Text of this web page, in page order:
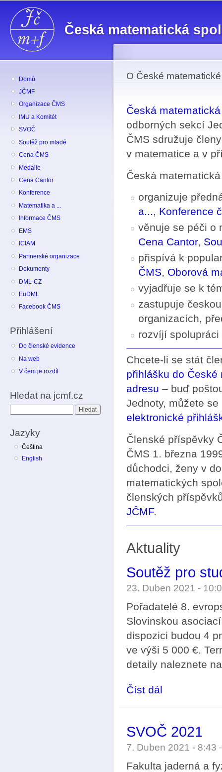
Česká matematická
Domů
JČMF
Organizace ČMS
IMU a Komitét
SVOČ
Soutěž pro mladé
Cena ČMS
Medaile
Cena Cantor
Konference
Matematika a ...
Informace ČMS
EMS
ICIAM
Partnerské organizace
Dokumenty
DML-CZ
EuDML
Facebook ČMS
Přihlášení
Do členské evidence
Na web
V čem je rozdíl
Hledat na jcmf.cz
Jazyky
Čeština
English
O České
Česká
odborných sekcí
ČMS sdružuje
v matematice a v
Česká
organizuje
a..., Konference
věnuje se péči o
Cena Cantor,
přispívá k
ČMS, Oborová
vyjadřuje se k
zastupuje
organizacích,
rozvíjí
Chcete-li se stát
přihlášku do
adresu – buď
Jednoty, můžete
elektronické
Členské příspěvky
ČMS 1. března
důchodci, ženy v
matematických
členských
JČMF.
Aktuality
Soutěž pro
23. Duben 2021 -
Pořadatelé 8.
Slovinskou
dispozici budou 4
ve výši 5 000 €.
detaily naleznete
Číst dál
SVOČ 2021
7. Duben 2021 -
Fakulta jaderná a